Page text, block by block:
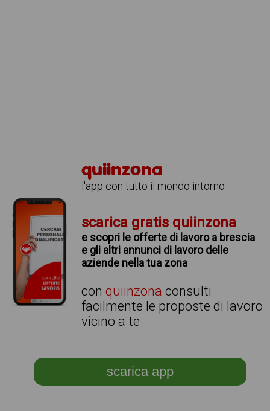
quiinzona
l'app con tutto il mondo intorno
scarica gratis quiinzona
e scopri le offerte di lavoro a brescia
e gli altri annunci di lavoro delle
aziende nella tua zona
conquiinzona consulti
facilmente le proposte di lavoro
vicino a te
scarica app